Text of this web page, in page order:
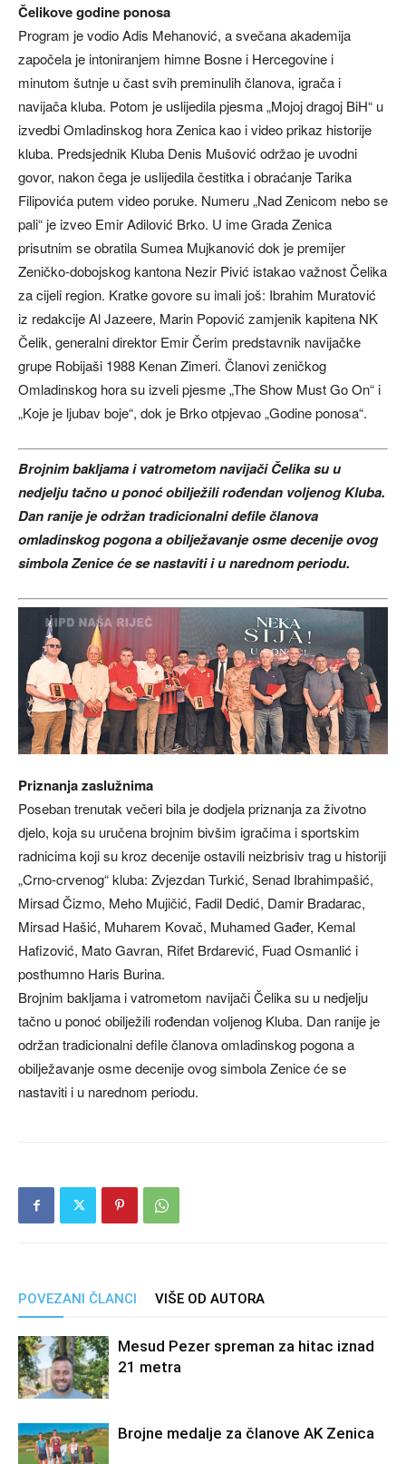
Čelikove godine ponosa
Program je vodio Adis Mehanović, a svečana akademija
započela je intoniranjem himne Bosne i Hercegovine i
minutom šutnje u čast svih preminulih članova, igrača i
navijača kluba. Potom je uslijedila pjesma „Mojoj dragoj BiH“ u
izvedbi Omladinskog hora Zenica kao i video prikaz historije
kluba. Predsjednik Kluba Denis Mušović održao je uvodni
govor, nakon čega je uslijedila čestitka i obraćanje Tarika
Filipovića putem video poruke. Numeru „Nad Zenicom nebo se
pali“ je izveo Emir Adilović Brko. U ime Grada Zenica
prisutnim se obratila Sumea Mujkanović dok je premijer
Zeničko-dobojskog kantona Nezir Pivić istakao važnost Čelika
za cijeli region. Kratke govore su imali još: Ibrahim Muratović
iz redakcije Al Jazeere, Marin Popović zamjenik kapitena NK
Čelik, generalni direktor Emir Čerim predstavnik navijačke
grupe Robijaši 1988 Kenan Zimeri. Članovi zeničkog
Omladinskog hora su izveli pjesme „The Show Must Go On“ i
„Koje je ljubav boje“, dok je Brko otpjevao „Godine ponosa“.
Brojnim bakljama i vatrometom navijači Čelika su u
nedjelju tačno u ponoć obilježili rođendan voljenog Kluba.
Dan ranije je održan tradicionalni defile članova
omladinskog pogona a obilježavanje osme decenije ovog
simbola Zenice će se nastaviti i u narednom periodu.
Priznanja zaslužnima
Poseban trenutak večeri bila je dodjela priznanja za životno
djelo, koja su uručena brojnim bivšim igračima i sportskim
radnicima koji su kroz decenije ostavili neizbrisiv trag u historiji
„Crno-crvenog“ kluba: Zvjezdan Turkić, Senad Ibrahimpašić,
Mirsad Čizmo, Meho Mujičić, Fadil Dedić, Damir Bradarac,
Mirsad Hašić, Muharem Kovač, Muhamed Gađer, Kemal
Hafizović, Mato Gavran, Rifet Brdarević, Fuad Osmanlić i
posthumno Haris Burina.
Brojnim bakljama i vatrometom navijači Čelika su u nedjelju
tačno u ponoć obilježili rođendan voljenog Kluba. Dan ranije je
održan tradicionalni defile članova omladinskog pogona a
obilježavanje osme decenije ovog simbola Zenice će se
nastaviti i u narednom periodu.
POVEZANI ČLANCI VIŠE OD AUTORA
Mesud Pezer spreman za hitac iznad
21 metra
Brojne medalje za članove AK Zenica